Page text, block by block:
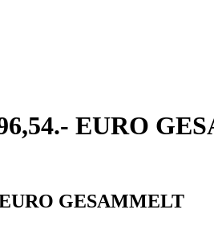
EURO
GESAMMELT